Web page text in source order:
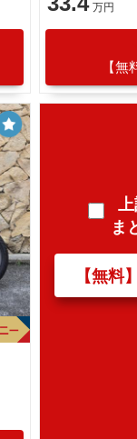
万円
【
ま
【無料